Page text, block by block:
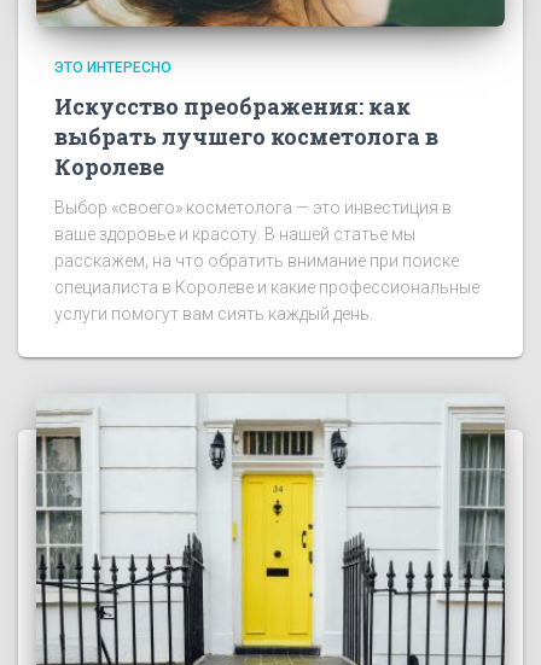
ЭТО ИНТЕРЕСНО
Искусство преображения: как
выбрать лучшего косметолога в
Королеве
Выбор «своего» косметолога — это инвестиция в
ваше здоровье и красоту. В нашей статье мы
расскажем, на что обратить внимание при поиске
специалиста в Королеве и какие профессиональные
услуги помогут вам сиять каждый день.